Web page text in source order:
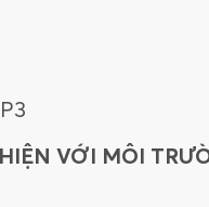
P3
VỚI MÔI